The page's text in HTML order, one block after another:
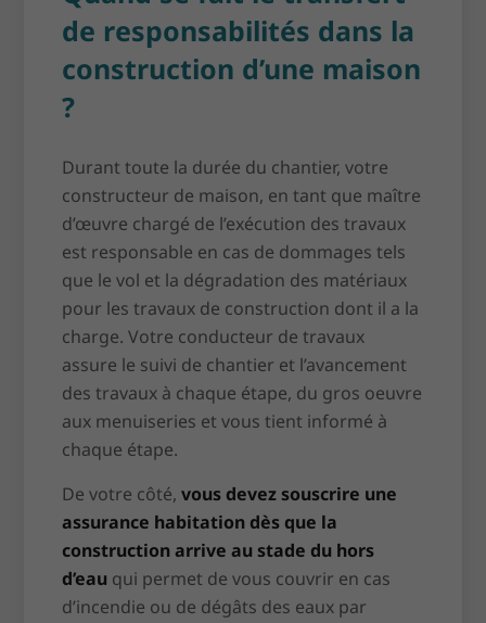
de responsabilités dans la
construction d’une maison
?
Durant toute la durée du chantier, votre
constructeur de maison, en tant que maître
d’œuvre chargé de l’exécution des travaux
est responsable en cas de dommages tels
que le vol et la dégradation des matériaux
pour les travaux de construction dont il a la
charge. Votre conducteur de travaux
assure le suivi de chantier et l’avancement
des travaux à chaque étape, du gros oeuvre
aux menuiseries et vous tient informé à
chaque étape.
De votre côté,vous devez souscrire une
assurance habitation dès que la
construction arrive au stade du hors
d’eau qui permet de vous couvrir en cas
d’incendie ou de dégâts des eaux par